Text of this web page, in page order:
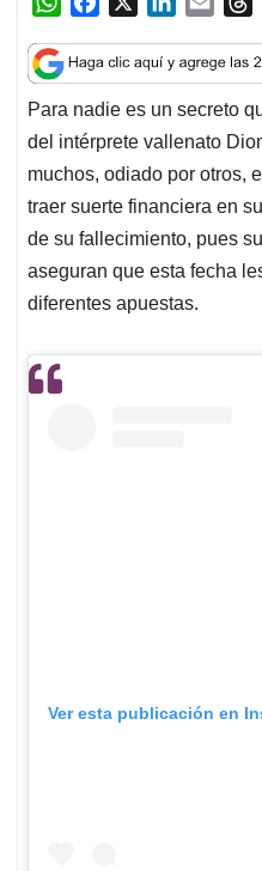
a
t
s
A
p
p
c
e
b
o
o
k
n
k
e
d
I
n
a
i
l
r
e
a
d
s
Para nadie es un secreto
del intérprete vallenato
muchos, odiado por otros,
traer suerte financiera en
de su fallecimiento, pues
aseguran que esta fecha
diferentes apuestas.
Ver esta publicación en